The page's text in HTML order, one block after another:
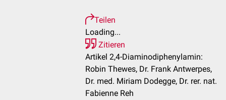
Teilen
Loading...
Zitieren
Artikel 2,4-Diaminodiphenylamin:
Robin Thewes, Dr. Frank Antwerpes,
Dr. med. Miriam Dodegge, Dr. rer. nat.
Fabienne Reh